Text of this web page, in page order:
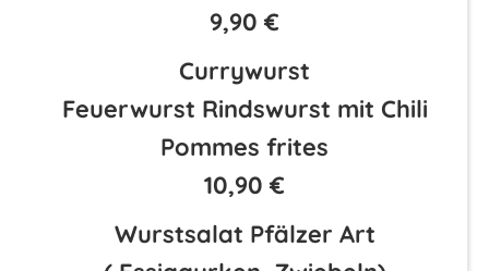
9,90 €
Currywurst
Feuerwurst Rindswurst mit Chili
Pommes frites
10,90 €
Wurstsalat Pfälzer Art